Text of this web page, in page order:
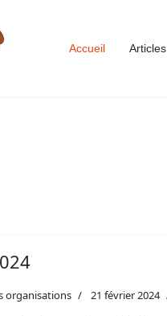
Accueil Articles
organisations 21 février 2024